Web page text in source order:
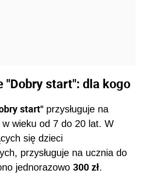
"Dobry start": dla kogo
start" przysługuje na
w wieku od 7 do 20 lat. W
się dzieci
przysługuje na ucznia do
jednorazowo 300 zł.